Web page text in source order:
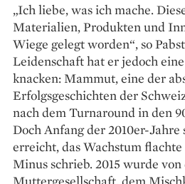
„Ich liebe, was ich mache.
Materialien, Produkten und
Wiege gelegt worden“, so
Leidenschaft hat er jedoch
knacken: Mammut, eine der
Erfolgsgeschichten der
nach dem Turnaround in den
Doch Anfang der 2010er-
erreicht, das Wachstum
Minus schrieb. 2015 wurde von
Muttergesellschaft, dem